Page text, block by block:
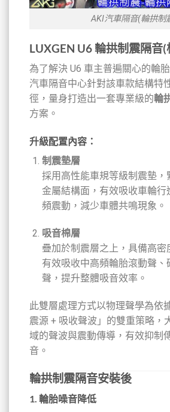
AKI汽車隔音(輪拱制
LUXGEN U6 輪拱制震隔音
為了解決 U6 車主普遍關心的輪
汽車隔音中心針對該車款結構特
徑，量身打造出一套專業級的輪
方案。
升級配置內容：
制震墊層
採用高性能車規等級制震墊，
金屬結構面，有效吸收車輪行
頻震動，減少車體共鳴現象。
吸音棉層
疊加於制震層之上，具備高密
有效吸收中高頻輪胎滾動聲、
聲，提升整體吸音效率。
此雙層處理方式以物理聲學為依
震源 + 吸收聲波」的雙重策略，
域的聲波與震動傳導，有效抑制
音。
輪拱制震隔音安裝後
1. 輪胎噪音降低